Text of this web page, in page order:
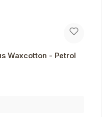
Waxcotton - Petrol